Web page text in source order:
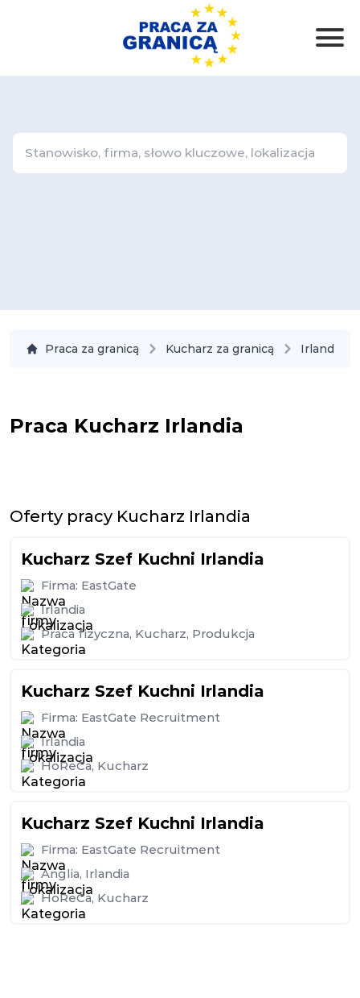
Praca za granicą Kucharz za granicą Irlandia
Praca Kucharz Irlandia
Oferty pracy Kucharz Irlandia
Kucharz Szef Kuchni Irlandia
Firma: EastGate
Irlandia
Praca fizyczna, Kucharz, Produkcja
Kucharz Szef Kuchni Irlandia
Firma: EastGate Recruitment
Irlandia
HoReCa, Kucharz
Kucharz Szef Kuchni Irlandia
Firma: EastGate Recruitment
Anglia, Irlandia
HoReCa, Kucharz